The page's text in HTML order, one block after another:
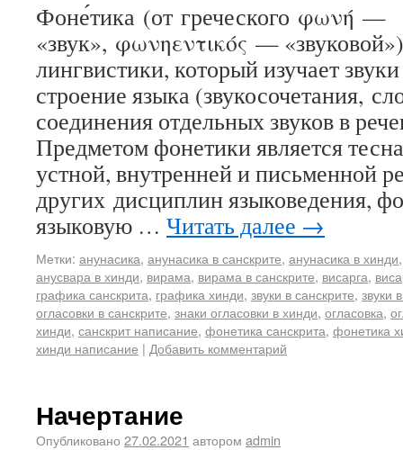
Фоне́тика (от греческого φωνή —
«звук», φωνηεντικός —
лингвистики, который изучает
строение языка (звукосочетания,
соединения отдельных звуков в
Предметом фонетики является
устной, внутренней и письменной
других дисциплин языковедения,
языковую … Читать далее →
Метки: анунасика, анунасика в санскрите, анунасика в хинди
анусвара в хинди, вирама, вирама в санскрите, висарга,
графика санскрита, графика хинди, звуки в санскрите, звуки
огласовки в санскрите, знаки огласовки в хинди, огласовка,
хинди, санскрит написание, фонетика санскрита, фонетика
хинди написание | Добавить комментарий
Начертание
Опубликовано 27.02.2021 автором admin